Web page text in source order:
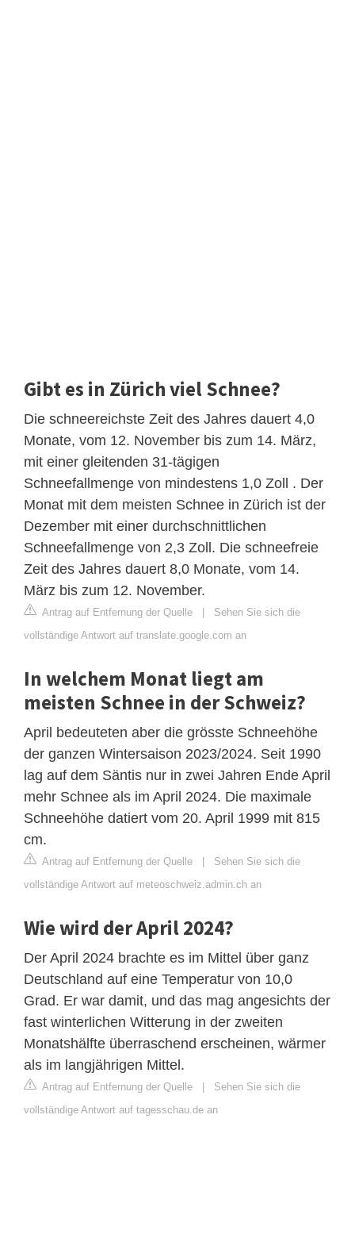
Gibt es in Zürich viel Schnee?
Die schneereichste Zeit des Jahres dauert 4,0
Monate, vom 12. November bis zum 14. März,
mit einer gleitenden 31-tägigen
Schneefallmenge von mindestens 1,0 Zoll . Der
Monat mit dem meisten Schnee in Zürich ist der
Dezember mit einer durchschnittlichen
Schneefallmenge von 2,3 Zoll. Die schneefreie
Zeit des Jahres dauert 8,0 Monate, vom 14.
März bis zum 12. November.
Antrag auf Entfernung der Quelle | Sehen Sie sich die
vollständige Antwort auf translate.google.com an
In welchem Monat liegt am
meisten Schnee in der Schweiz?
April bedeuteten aber die grösste Schneehöhe
der ganzen Wintersaison 2023/2024. Seit 1990
lag auf dem Säntis nur in zwei Jahren Ende April
mehr Schnee als im April 2024. Die maximale
Schneehöhe datiert vom 20. April 1999 mit 815
cm.
Antrag auf Entfernung der Quelle | Sehen Sie sich die
vollständige Antwort auf meteoschweiz.admin.ch an
Wie wird der April 2024?
Der April 2024 brachte es im Mittel über ganz
Deutschland auf eine Temperatur von 10,0
Grad. Er war damit, und das mag angesichts der
fast winterlichen Witterung in der zweiten
Monatshälfte überraschend erscheinen, wärmer
als im langjährigen Mittel.
Antrag auf Entfernung der Quelle | Sehen Sie sich die
vollständige Antwort auf tagesschau.de an